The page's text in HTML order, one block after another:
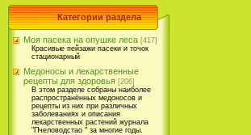
Категории раздела
Моя пасека на опушке леса [417]
Красивые пейзажи пасеки и точок
стационарный
Медоносы и лекарственные
рецепты для здоровья [206]
В этом разделе собраны наиболее
распространённых медоносов и
рецепты из них при различных
заболеваниях и описания
лекарственных растений журнала
"Пчеловодстао " за многие годы.